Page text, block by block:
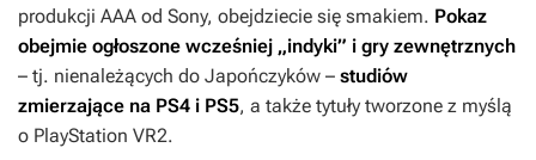
produkcji AAA od Sony, obejdziecie się smakiem. Pokaz
obejmie ogłoszone wcześniej „indyki” i gry zewnętrznych
– tj. nienależących do Japończyków – studiów
zmierzające na PS4 i PS5, a także tytuły tworzone z myślą
o PlayStation VR2.